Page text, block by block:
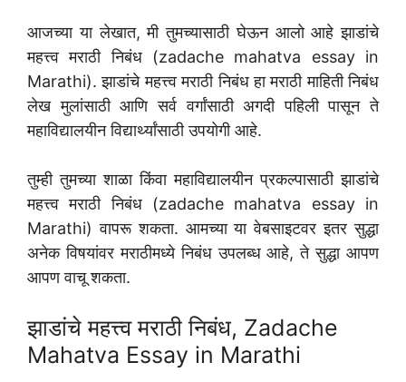
आजच्या या लेखात, मी तुमच्यासाठी घेऊन आलो आहे झाडांचे
महत्त्व मराठी निबंध (zadache mahatva essay in
Marathi). झाडांचे महत्त्व मराठी निबंध हा मराठी माहिती निबंध
लेख मुलांसाठी आणि सर्व वर्गांसाठी अगदी पहिली पासून ते
महाविद्यालयीन विद्यार्थ्यांसाठी उपयोगी आहे.
तुम्ही तुमच्या शाळा किंवा महाविद्यालयीन प्रकल्पासाठी झाडांचे
महत्त्व मराठी निबंध (zadache mahatva essay in
Marathi) वापरू शकता. आमच्या या वेबसाइटवर इतर सुद्धा
अनेक विषयांवर मराठीमध्ये निबंध उपलब्ध आहे, ते सुद्धा आपण
आपण वाचू शकता.
झाडांचे महत्त्व मराठी निबंध, Zadache
Mahatva Essay in Marathi